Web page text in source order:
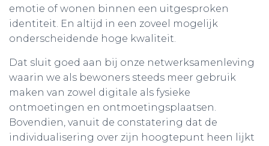
emotie of wonen binnen een uitgesproken
identiteit. En altijd in een zoveel mogelijk
onderscheidende hoge kwaliteit.
Dat sluit goed aan bij onze netwerksamenleving
waarin we als bewoners steeds meer gebruik
maken van zowel digitale als fysieke
ontmoetingen en ontmoetingsplaatsen.
Bovendien, vanuit de constatering dat de
individualisering over zijn hoogtepunt heen lijkt